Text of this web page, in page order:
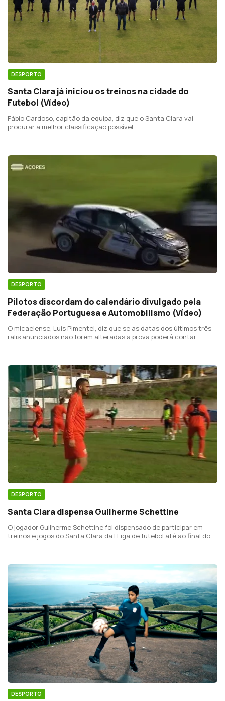
DESPORTO
Santa Clara já iniciou os treinos na cidade do
Futebol (Vídeo)
Fábio Cardoso, capitão da equipa, diz que o Santa Clara vai
procurar a melhor classificação possível.
DESPORTO
Pilotos discordam do calendário divulgado pela
Federação Portuguesa e Automobilismo (Vídeo)
O micaelense, Luís Pimentel, diz que se as datas dos últimos três
ralis anunciados não forem alteradas a prova poderá contar
DESPORTO
Santa Clara dispensa Guilherme Schettine
O jogador Guilherme Schettine foi dispensado de participar em
treinos e jogos do Santa Clara da I Liga de futebol até ao final do
DESPORTO